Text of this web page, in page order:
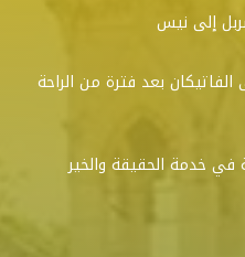
إلى نيس
الفاتيكان بعد فترة من الراحة
في خدمة الحقيقة والخير